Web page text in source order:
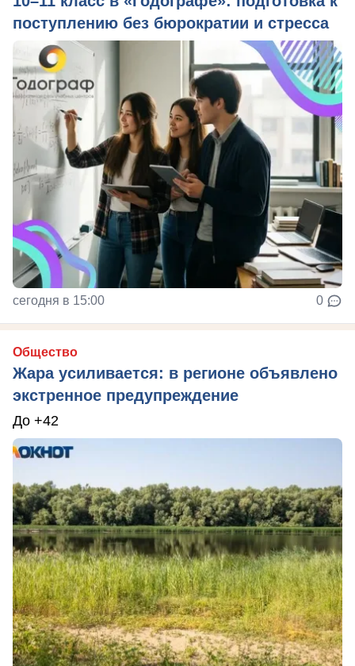
поступлению без бюрократии и стресса
сегодня в 15:00 0
Общество
Жара усиливается: в регионе объявлено
экстренное предупреждение
До +42